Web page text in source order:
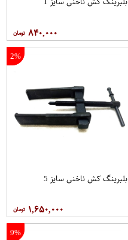
۸۴۰,۰۰۰
2%
بلبرینگ کش ناخنی سایز 5
۱,۶۵۰,۰۰۰
9%